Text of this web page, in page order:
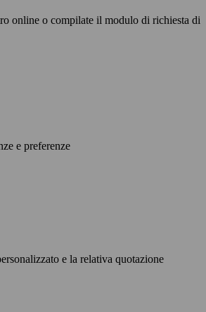
online o compilate il modulo di richiesta di
e preferenze
e la relativa quotazione